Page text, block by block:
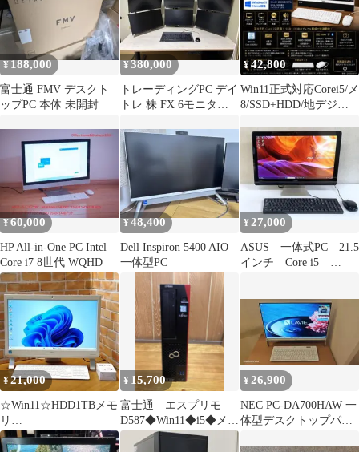
¥188,000
富士通 FMV デスクト
ップPC 本体 未開封
¥380,000
トレーディングPC デイ
トレ 株 FX 6モニター
¥42,800
Win11正式対応Corei5/メ
8/SSD+HDD/地デジ
¥60,000
HP All-in-One PC Intel
Core i7 8世代 WQHD
¥48,400
Dell Inspiron 5400 AIO
一体型PC
¥27,000
ASUS 一体式PC 21.5
インチ Core i5
¥21,000
☆Win11☆HDD1TBメモ
リ
8G☆Office2021Pro☆FH
¥ 15,700
富士通 エスプリモ
D587◆Win11◆i5◆メモ
リ8G◆SSD◆美品
¥ 26,900
NEC PC-DA700HAW 一
体型デスクトップパソ